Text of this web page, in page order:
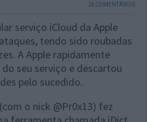
26 COMENTÁRIOS
serviço iCloud da Apple
tendo sido roubadas
A Apple rapidamente
do seu serviço e descartou
pelo sucedido.
o nick @Pr0x13) fez